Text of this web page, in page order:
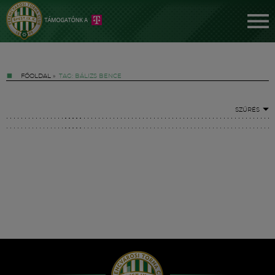
FŐOLDAL » TAG: BÁLIZS BENCE
SZŰRÉS
Hírek